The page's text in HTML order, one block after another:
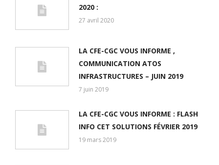
2020 :
27 avril 2020
LA CFE-CGC VOUS INFORME ,
COMMUNICATION ATOS
INFRASTRUCTURES – JUIN 2019
7 juin 2019
LA CFE-CGC VOUS INFORME : FLASH
INFO CET SOLUTIONS FÉVRIER 2019
19 mars 2019